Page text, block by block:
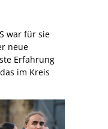
war für sie
neue
Erfahrung
im Kreis